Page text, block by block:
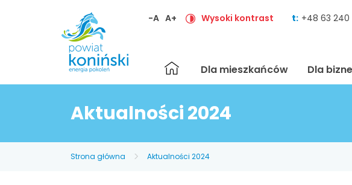
-A A+ Wysoki kontrast t: +48 63 240
Strona
główna
Dla mieszkańców Dla
Aktualności 2024
Strona główna Aktualności 2024